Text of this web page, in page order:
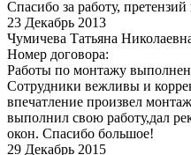
Спасибо за работу, претензий
23 Декабрь 2013
Чумичева Татьяна
Номер договора:
Работы по монтажу
Сотрудники вежливы и
впечатление произвел
выполнил свою работу,дал
окон. Спасибо большое!
29 Декабрь 2015